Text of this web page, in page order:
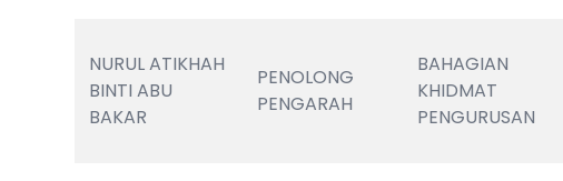
NURUL ATIKHAH
BINTI ABU
BAKAR
PENOLONG
PENGARAH
BAHAGIAN
KHIDMAT
PENGURUSAN